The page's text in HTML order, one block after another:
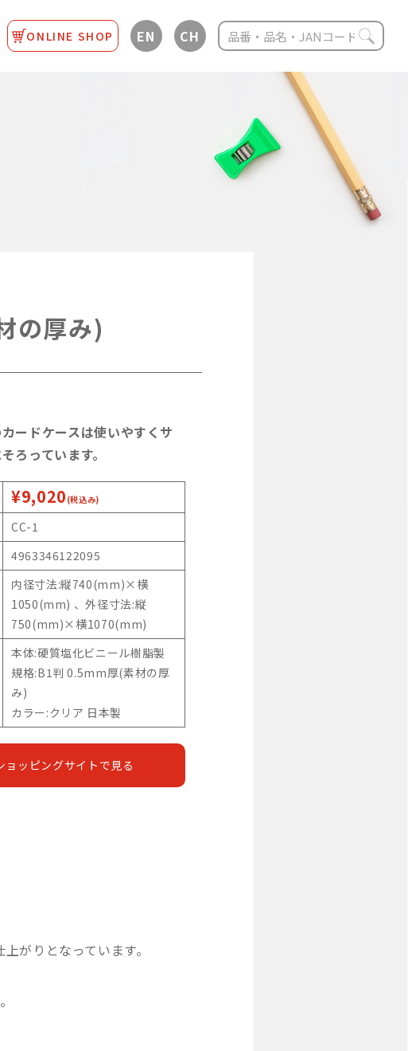
ONLINE SHOP EN CH
の厚み)
ードケースは使いやすくサ
ろっています。
¥9,020 (税込み)
CC-1
4963346122095
内径寸法:縦740(mm)×横
1050(mm) 、外径寸法:縦
750(mm)×横1070(mm)
本体:硬質塩化ビニール樹脂製
規格:B1判 0.5mm厚(素材の厚
み)
カラー:クリア 日本製
ョッピングサイトで見る
がりとなっています。